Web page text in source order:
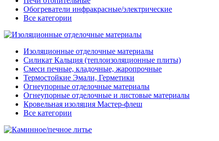
Обогреватели инфракрасные/электрические
Все категории
Изоляционные отделочные материалы
Силикат Кальция (теплоизоляционные плиты)
Смеси печные, кладочные, жаропрочные
Термостойкие Эмали, Герметики
Огнеупорные отделочные материалы
Огнеупорные отделочные и листовые материалы
Кровельная изоляция Мастер-флеш
Все категории